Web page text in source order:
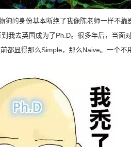
的身份基本断绝了我像陈老师一样不
去英国成为了Ph.D。很多年后，当面
都显得那么Simple，那么Naive。一个